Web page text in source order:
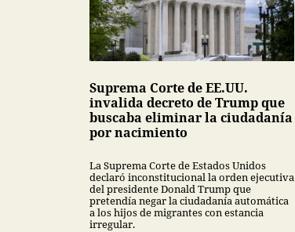
Suprema Corte de EE.UU.
invalida decreto de Trump que
buscaba eliminar la ciudadanía
por nacimiento
La Suprema Corte de Estados Unidos
declaró inconstitucional la orden ejecutiva
del presidente Donald Trump que
pretendía negar la ciudadanía automática
a los hijos de migrantes con estancia
irregular.